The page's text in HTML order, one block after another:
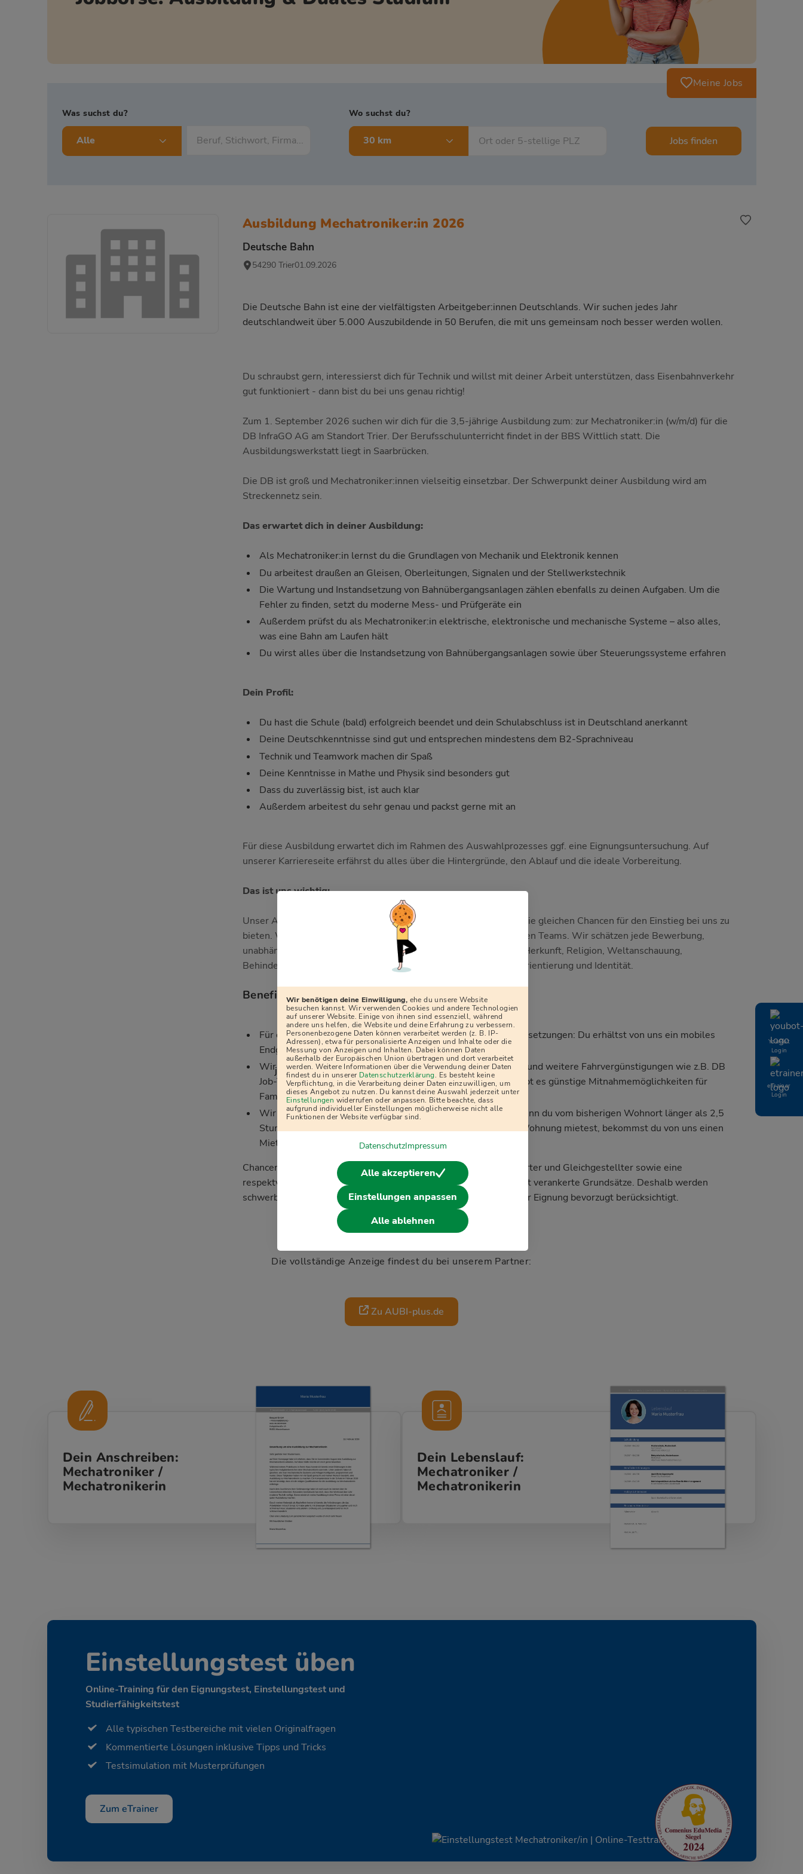
YouBot
Login
eTrainer
Login
Meine Jobs
Was suchst du?
Alle
Wo suchst du?
30 km Jobs finden
Ausbildung Mechatroniker:in 2026
Deutsche Bahn
54290 Trier01.09.2026
Die Deutsche Bahn ist eine der vielfältigsten Arbeitgeber:innen Deutschlands. Wir suchen jedes Jahr
deutschlandweit über 5.000 Auszubildende in 50 Berufen, die mit uns gemeinsam noch besser werden wollen.
Du schraubst gern, interessierst dich für Technik und willst mit deiner Arbeit unterstützen, dass Eisenbahnverkehr
gut funktioniert - dann bist du bei uns genau richtig!
Zum 1. September 2026 suchen wir dich für die 3,5-jährige Ausbildung zum: zur Mechatroniker:in (w/m/d) für die
DB InfraGO AG am Standort Trier. Der Berufsschulunterricht findet in der BBS Wittlich statt. Die
Ausbildungswerkstatt liegt in Saarbrücken.
Die DB ist groß und Mechatroniker:innen vielseitig einsetzbar. Der Schwerpunkt deiner Ausbildung wird am
Streckennetz sein.
Das erwartet dich in deiner Ausbildung:
Als Mechatroniker:in lernst du die Grundlagen von Mechanik und Elektronik kennen
Du arbeitest draußen an Gleisen, Oberleitungen, Signalen und der Stellwerkstechnik
Die Wartung und Instandsetzung von Bahnübergangsanlagen zählen ebenfalls zu deinen Aufgaben. Um die
Fehler zu finden, setzt du moderne Mess- und Prüfgeräte ein
Außerdem prüfst du als Mechatroniker:in elektrische, elektronische und mechanische Systeme – also alles,
was eine Bahn am Laufen hält
Du wirst alles über die Instandsetzung von Bahnübergangsanlagen sowie über Steuerungssysteme erfahren
Dein Profil:
Du hast die Schule (bald) erfolgreich beendet und dein Schulabschluss ist in Deutschland anerkannt
Deine Deutschkenntnisse sind gut und entsprechen mindestens dem B2-Sprachniveau
Technik und Teamwork machen dir Spaß
Deine Kenntnisse in Mathe und Physik sind besonders gut
Dass du zuverlässig bist, ist auch klar
Außerdem arbeitest du sehr genau und packst gerne mit an
Für diese Ausbildung erwartet dich im Rahmen des Auswahlprozesses ggf. eine Eignungsuntersuchung. Auf
unserer Karriereseite erfährst du alles über die Hintergründe, den Ablauf und die ideale Vorbereitung.
Das ist uns wichtig:
Unser Anspruch ist es, allen Kandidat:innen bei gleicher Eignung die gleichen Chancen für den Einstieg bei uns zu
bieten. Wir fördern aktiv die Vielfalt und das Miteinander in unseren Teams. Wir schätzen jede Bewerbung,
unabhängig von Geschlecht, Nationalität, ethnischer und sozialer Herkunft, Religion, Weltanschauung,
Behinderung, Alter, Dauer der Arbeitslosigkeit sowie sexueller Orientierung und Identität.
Benefits:
Für den Erfolg deiner Ausbildung bieten wir die besten Voraussetzungen: Du erhältst von uns ein mobiles
Endgerät, das du zum Lernen und auch privat nutzen kannst.
Wir bieten dir 16 Freifahrten innerhalb Deutschlands pro Jahr und weitere Fahrvergünstigungen wie z.B. DB
Job-Ticket für deinen täglichen Arbeitsweg. Darüber hinaus gibt es günstige Mitnahmemöglichkeiten für
Familie und Freunde.
Wir unterstützen dich in deiner neuen Stadt anzukommen! Wenn du vom bisherigen Wohnort länger als 2,5
Stunden täglich pendeln musst und dir eine näher gelegene Wohnung mietest, bekommst du von uns einen
Mietkostenzuschuss von bis zu 400 € pro Monat.
Chancengleichheit und selbstbestimmte Teilhabe Schwerbehinderter und Gleichgestellter sowie eine
respektvolle Zusammenarbeit sind innerhalb des DB Konzerns fest verankerte Grundsätze. Deshalb werden
schwerbehinderte und gleichgestellte Bewerber:innen bei gleicher Eignung bevorzugt berücksichtigt.
Die vollständige Anzeige findest du bei unserem Partner:
Zu AUBI-plus.de
Dein Anschreiben:
Mechatroniker /
Mechatronikerin
Dein Lebenslauf:
Mechatroniker /
Mechatronikerin
Einstellungstest üben
Online-Training für den Eignungstest, Einstellungstest und
Studierfähigkeitstest
Alle typischen Testbereiche mit vielen Originalfragen
Kommentierte Lösungen inklusive Tipps und Tricks
Testsimulation mit Musterprüfungen
Zum eTrainer
j
Wir benötigen deine Einwilligung, ehe du unsere Website
besuchen kannst. Wir verwenden Cookies und andere Technologien
auf unserer Website. Einige von ihnen sind essenziell, während
andere uns helfen, die Website und deine Erfahrung zu verbessern.
Personenbezogene Daten können verarbeitet werden (z. B. IP-
Adressen), etwa für personalisierte Anzeigen und Inhalte oder die
Messung von Anzeigen und Inhalten. Dabei können Daten
außerhalb der Europäischen Union übertragen und dort verarbeitet
werden. Weitere Informationen über die Verwendung deiner Daten
findest du in unserer Datenschutzerklärung. Es besteht keine
Verpflichtung, in die Verarbeitung deiner Daten einzuwilligen, um
dieses Angebot zu nutzen. Du kannst deine Auswahl jederzeit unter
Einstellungen widerrufen oder anpassen. Bitte beachte, dass
aufgrund individueller Einstellungen möglicherweise nicht alle
Funktionen der Website verfügbar sind.
DatenschutzImpressum
Alle akzeptieren
Einstellungen anpassen
Alle ablehnen